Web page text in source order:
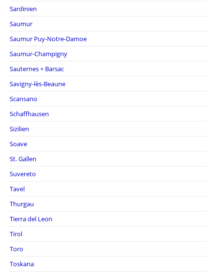
Sardinien
Saumur
Saumur Puy-Notre-Damoe
Saumur-Champigny
Sauternes + Barsac
Savigny-lès-Beaune
Scansano
Schaffhausen
Sizilien
Soave
St. Gallen
Suvereto
Tavel
Thurgau
Tierra del Leon
Tirol
Toro
Toskana